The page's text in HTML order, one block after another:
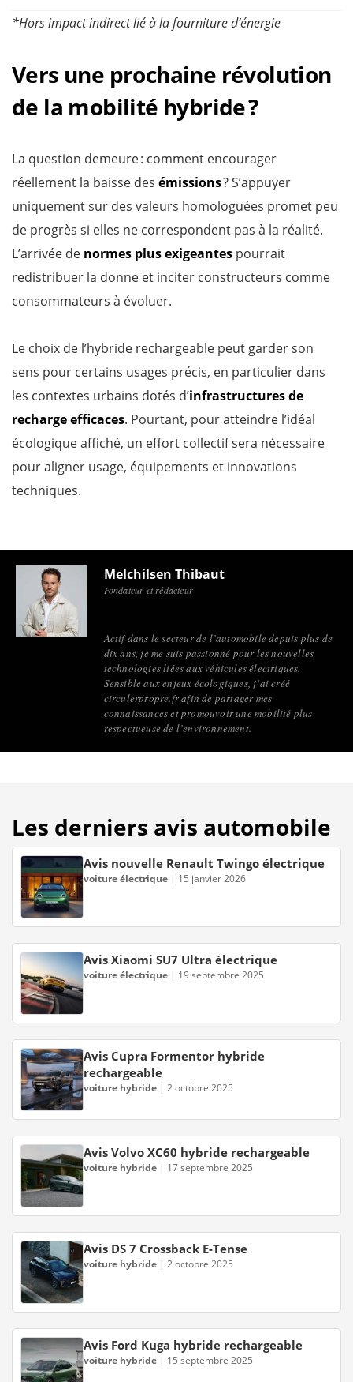
*Hors impact indirect lié à la fourniture d’énergie
Vers une prochaine révolution
de la mobilité hybride ?
La question demeure : comment encourager
réellement la baisse des émissions? S’appuyer
uniquement sur des valeurs homologuées promet peu
de progrès si elles ne correspondent pas à la réalité.
L’arrivée de normes plus exigeantes pourrait
redistribuer la donne et inciter constructeurs comme
consommateurs à évoluer.
Le choix de l’hybride rechargeable peut garder son
sens pour certains usages précis, en particulier dans
les contextes urbains dotés d’infrastructures de
recharge efficaces. Pourtant, pour atteindre l’idéal
écologique affiché, un effort collectif sera nécessaire
pour aligner usage, équipements et innovations
techniques.
Melchilsen Thibaut
Fondateur et rédacteur
Actif dans le secteur de l’automobile depuis plus de
dix ans, je me suis passionné pour les nouvelles
technologies liées aux véhicules électriques.
Sensible aux enjeux écologiques, j’ai créé
circulerpropre.fr afin de partager mes
connaissances et promouvoir une mobilité plus
respectueuse de l’environnement.
Les derniers avis automobile
Avis nouvelle Renault Twingo électrique
voiture électrique | 15 janvier 2026
Avis Xiaomi SU7 Ultra électrique
voiture électrique | 19 septembre 2025
Avis Cupra Formentor hybride
rechargeable
voiture hybride | 2 octobre 2025
Avis Volvo XC60 hybride rechargeable
voiture hybride | 17 septembre 2025
Avis DS 7 Crossback E-Tense
voiture hybride | 2 octobre 2025
Avis Ford Kuga hybride rechargeable
voiture hybride | 15 septembre 2025